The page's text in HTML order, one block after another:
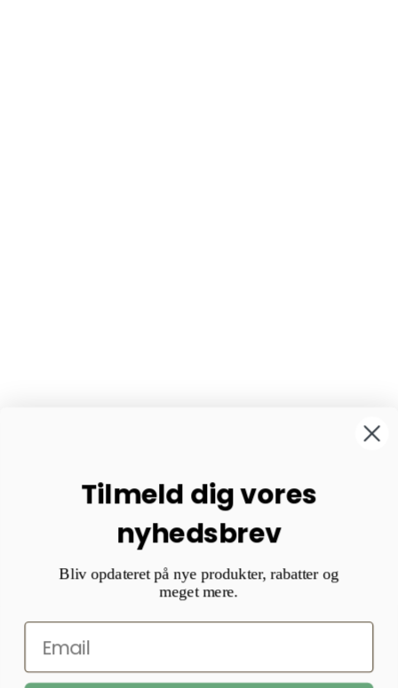
Tilmeld dig vores
nyhedsbrev
Bliv opdateret på nye produkter, rabatter og
meget mere.